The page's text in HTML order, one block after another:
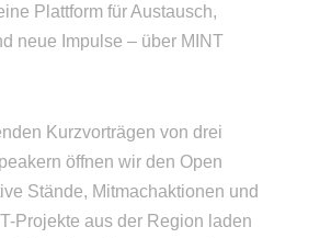
Plattform für Austausch,
neue Impulse – über MINT
Kurzvorträgen von drei
öffnen wir den Open
Stände, Mitmachaktionen und
Projekte aus der Region laden